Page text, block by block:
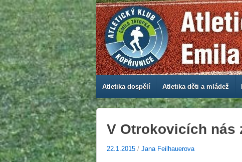
Atletika dospělí Atletika děti a mládež
V Otrokovicích nás
22.1.2015 / Jana Feilhauerova